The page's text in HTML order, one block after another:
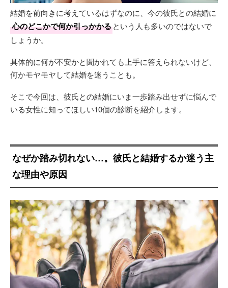
結婚を前向きに考えているはずなのに、今の彼氏との結婚に
心のどこかで何か引っかかるという人も多いのではないで
しょうか。
具体的に何が不安かと聞かれても上手に答えられないけど、
何かモヤモヤして結婚を迷うことも。
そこで今回は、彼氏との結婚にいま一歩踏み出せずに悩んで
いる女性に知ってほしい10個の診断を紹介します。
なぜか踏み切れない…。彼氏と結婚するか迷う主
な理由や原因